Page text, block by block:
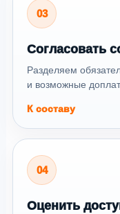
03
Согласовать
Разделяем
и возможные
К составу
04
Оценить